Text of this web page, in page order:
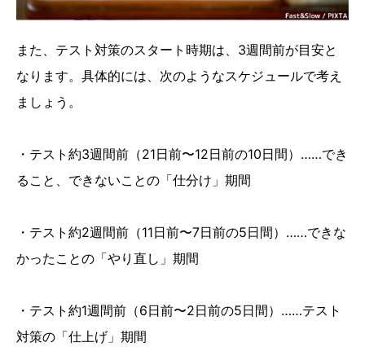
また、テスト対策のスタート時期は、3週間前が目安と
なります。具体的には、次のようなスケジュールで考え
ましょう。
・テスト約3週間前（21日前〜12日前の10日間）……でき
ること、できないことの「仕分け」期間
・テスト約2週間前（11日前〜7日前の5日間）……できな
かったことの「やり直し」期間
・テスト約1週間前（6日前〜2日前の5日間）……テスト
対策の「仕上げ」期間